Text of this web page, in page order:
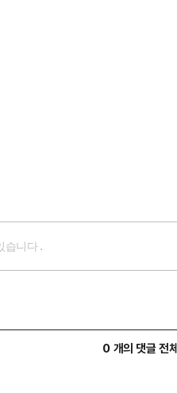
0 개의 댓글 전